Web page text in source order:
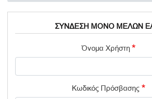
ΣΥΝΔΕΣΗ ΜΟΝΟ ΜΕΛΩΝ
Όνομα Χρήστη
Κωδικός Πρόσβασης